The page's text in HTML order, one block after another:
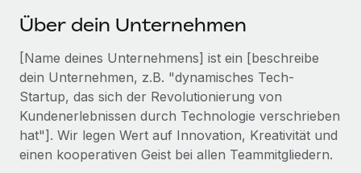
Frag unsere Expert:innen
Background-Checks
Einfacheres Bewerber:innen-Screening
Compliance Watchtower
Lückenlose Compliance
Beratung zu Integrationen und KI-Automatisierung
FALLSTUDIEN
So hat der KI-Vorreiter Weaviate sein Team mit
Remote um 120 % vergrößert
Weaviate auf einen Blick Weaviate entwickelt KI-basierte
Insights Center
Hol dir Unterstützung
Alle Ressourcen anzeigen
BLOG
Über dein Unternehmen
[Name deines Unternehmens] ist ein [beschreibe
dein Unternehmen, z.B. "dynamisches Tech-
Startup, das sich der Revolutionierung von
Kundenerlebnissen durch Technologie verschrieben
hat"]. Wir legen Wert auf Innovation, Kreativität und
einen kooperativen Geist bei allen Teammitgliedern.